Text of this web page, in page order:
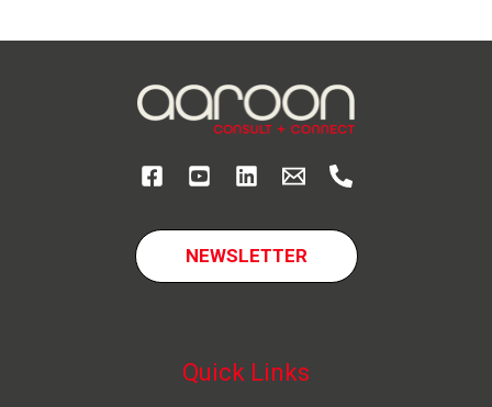
NEWSLETTER
Quick Links